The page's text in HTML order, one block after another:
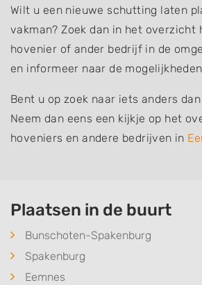
Wilt u een nieuwe schutting laten
vakman? Zoek dan in het overzicht
hovenier of ander bedrijf in de
en informeer naar de
Bent u op zoek naar iets anders
Neem dan eens een kijkje op het
hoveniers en andere bedrijven in
Plaatsen in de buurt
Bunschoten-Spakenburg
Spakenburg
Eemnes